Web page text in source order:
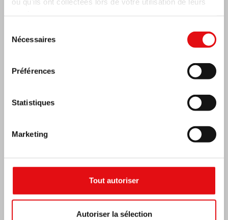
Nécessaires
Préférences
Statistiques
Marketing
Tout autoriser
Autoriser la sélection
Côte d’Ivoire: Double Jubilé d’Argent